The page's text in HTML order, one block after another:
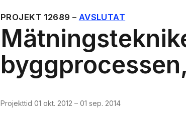
PROJEKT 12689 – AVSLUTAT
Projekttid 01 okt. 2012 – 01 sep. 2014